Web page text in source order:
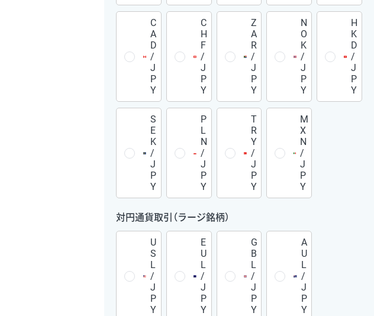
C
A
D
/
J
P
Y
C
H
F
/
J
P
Y
Z
A
R
/
J
P
Y
N
O
K
/
J
P
Y
H
K
D
/
J
P
Y
S
E
K
/
J
P
Y
P
L
N
/
J
P
Y
T
R
Y
/
J
P
Y
M
X
N
/
J
P
Y
対円通貨取引（ラージ銘柄）
U
S
L
/
J
P
Y
E
U
L
/
J
P
Y
G
B
L
/
J
P
Y
A
U
L
/
J
P
Y